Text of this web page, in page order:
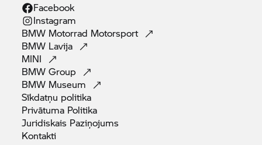
Facebook
Instagram
BMW Motorrad Motorsport
BMW Lavija
MINI
BMWGroup
BMW Museum
Sīkdatņu politika
Privātuma Politika
Juridiskais Paziņojums
Kontakti